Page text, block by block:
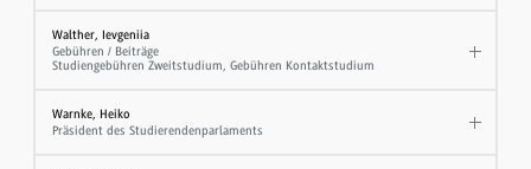
Walther, Ievgeniia
Gebühren / Beiträge
Studiengebühren Zweitstudium, Gebühren Kontaktstudium
Warnke, Heiko
Präsident des Studierendenparlaments